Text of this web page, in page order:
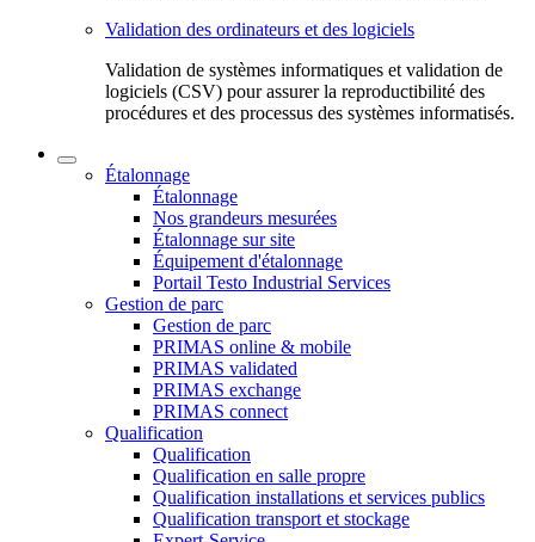
Validation des ordinateurs et des logiciels
Validation de systèmes informatiques et validation de
logiciels (CSV) pour assurer la reproductibilité des
procédures et des processus des systèmes informatisés.
Étalonnage
Étalonnage
Nos grandeurs mesurées
Étalonnage sur site
Équipement d'étalonnage
Portail Testo Industrial Services
Gestion de parc
Gestion de parc
PRIMAS online & mobile
PRIMAS validated
PRIMAS exchange
PRIMAS connect
Qualification
Qualification
Qualification en salle propre
Qualification installations et services publics
Qualification transport et stockage